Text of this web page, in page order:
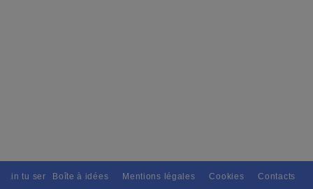
tu seras, Pour tous avec discernement. // L'amitié tu
Boîte à idées Mentions légales Cookies Contacts